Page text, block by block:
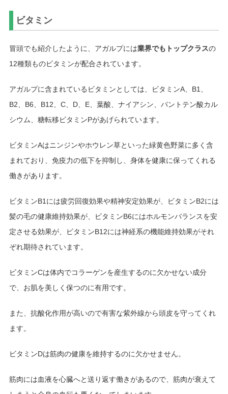
ビタミン
冒頭でも紹介したように、アガルプには業界でもトップクラスの
12種類ものビタミンが配合されています。
アガルプに含まれているビタミンとしては、ビタミンA、B1、
B2、B6、B12、C、D、E、葉酸、ナイアシン、パントテン酸カル
シウム、糖転移ビタミンPがあげられています。
ビタミンAはニンジンやホウレン草といった緑黄色野菜に多く含
まれており、免疫力の低下を抑制し、身体を健康に保ってくれる
働きがあります。
ビタミンB1には疲労回復効果や精神安定効果が、ビタミンB2には
髪の毛の健康維持効果が、ビタミンB6にはホルモンバランスを安
定させる効果が、ビタミンB12には神経系の機能維持効果がそれ
ぞれ期待されています。
ビタミンCは体内でコラーゲンを産生するのに欠かせない成分
で、お肌を美しく保つのに有用です。
また、抗酸化作用が高いので有害な紫外線から頭皮を守ってくれ
ます。
ビタミンDは筋肉の健康を維持するのに欠かせません。
筋肉には血液を心臓へと送り返す働きがあるので、筋肉が衰えて